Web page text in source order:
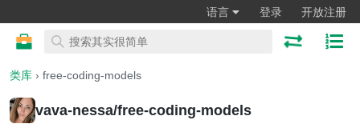
语言 登录 开放注册
类库 › free-coding-models
vava-nessa/free-coding-models